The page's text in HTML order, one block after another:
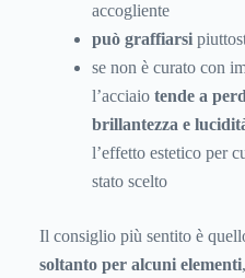
accogliente
può graffiarsi
se non è curato con
l’acciaio tende a
brillantezza e
l’effetto estetico per
stato scelto
Il consiglio più sentito è
soltanto per alcuni elementi